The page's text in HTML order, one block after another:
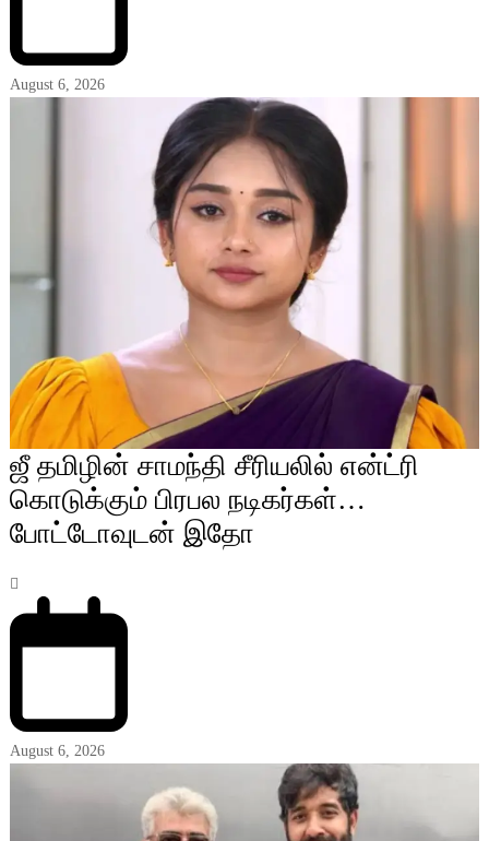
August 6, 2026
ஜீ தமிழின் சாமந்தி சீரியலில் என்ட்ரி
கொடுக்கும் பிரபல நடிகர்கள்…
போட்டோவுடன் இதோ
August 6, 2026